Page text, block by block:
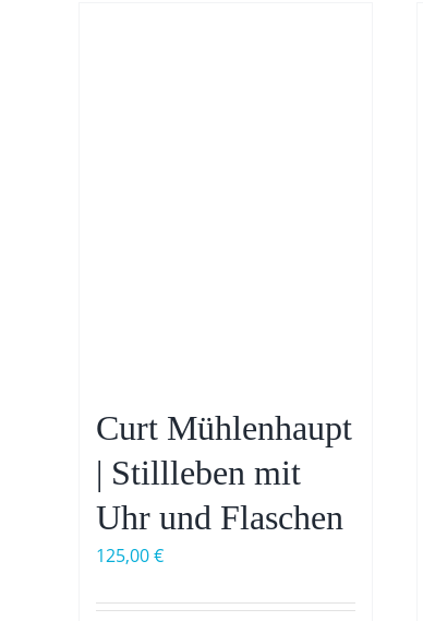
Curt Mühlenhaupt
| Stillleben mit
Uhr und Flaschen
125,00€